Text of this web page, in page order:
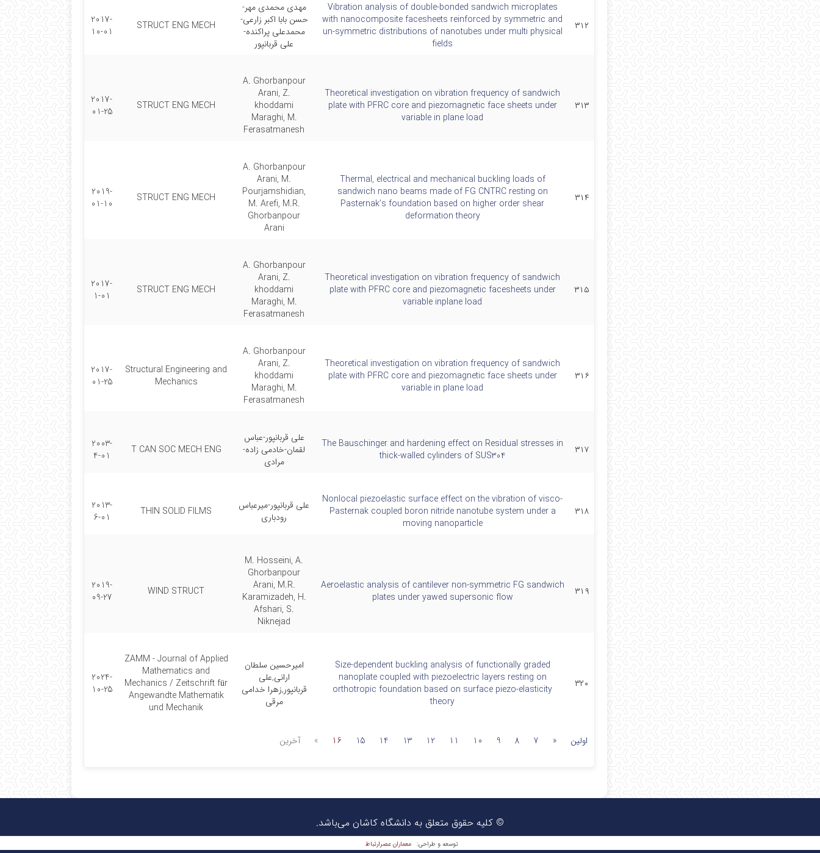
۳۱۲
Vibration analysis of double-bonded sandwich microplates
with nanocomposite facesheets reinforced by symmetric and
un-symmetric distributions of nanotubes under multi physical
fields
مهدی محمدی مهر-
حسن بابا اکبر زارعی-
محمدعلی پراکنده-
علی قربانپور
STRUCT ENG MECH
2017-
10-01
۳۱۳
Theoretical investigation on vibration frequency of sandwich
plate with PFRC core and piezomagnetic face sheets under
variable in plane load
A. Ghorbanpour
Arani, Z.
khoddami
Maraghi, M.
Ferasatmanesh
STRUCT ENG MECH
2017-
01-25
۳۱۴
Thermal, electrical and mechanical buckling loads of
sandwich nano beams made of FG CNTRC resting on
Pasternak’s foundation based on higher order shear
deformation theory
A. Ghorbanpour
Arani, M.
Pourjamshidian,
M. Arefi, M.R.
Ghorbanpour
Arani
STRUCT ENG MECH
2019-
01-10
۳۱۵
Theoretical investigation on vibration frequency of sandwich
plate with PFRC core and piezomagnetic facesheets under
variable inplane load
A. Ghorbanpour
Arani, Z.
khoddami
Maraghi, M.
Ferasatmanesh
STRUCT ENG MECH
2017-
1-01
۳۱۶
Theoretical investigation on vibration frequency of sandwich
plate with PFRC core and piezomagnetic face sheets under
variable in plane load
A. Ghorbanpour
Arani, Z.
khoddami
Maraghi, M.
Ferasatmanesh
Structural Engineering and
Mechanics
2017-
01-25
۳۱۷
The Bauschinger and hardening effect on Residual stresses in
thick-walled cylinders of SUS304
علی قربانپور-عباس
لقمان-خادمی زاده-
مرادی
T CAN SOC MECH ENG
2003-
4-01
۳۱۸
Nonlocal piezoelastic surface effect on the vibration of visco-
Pasternak coupled boron nitride nanotube system under a
moving nanoparticle
علی قربانپور-میرعباس
رودباری
THIN SOLID FILMS
2013-
6-01
۳۱۹
Aeroelastic analysis of cantilever non-symmetric FG sandwich
plates under yawed supersonic flow
M. Hosseini, A.
Ghorbanpour
Arani, M.R.
Karamizadeh, H.
Afshari, S.
Niknejad
WIND STRUCT
2019-
09-27
۳۲۰
Size-dependent buckling analysis of functionally graded
nanoplate coupled with piezoelectric layers resting on
orthotropic foundation based on surface piezo-elasticity
theory
امیرحسین سلطان
ارانی,علی
قربانپور,زهرا خدامی
مرقی
ZAMM - Journal of Applied
Mathematics and
Mechanics / Zeitschrift für
Angewandte Mathematik
und Mechanik
2024-
10-25
اولین «
7
8
9
10
11
12
13
14
15
16
» آخرین
© کلیه حقوق متعلق به دانشگاه کاشان می‌باشد.
توسعه و طراحی: معماران عصر‌ارتباط